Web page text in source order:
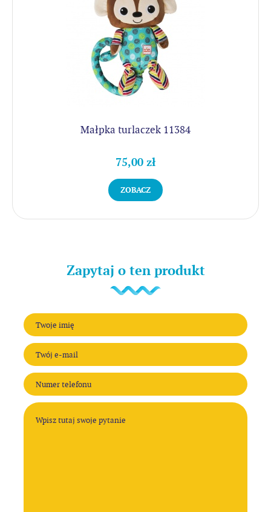
Małpka turlaczek 11384
75,00 zł
ZOBACZ
Zapytaj o ten produkt